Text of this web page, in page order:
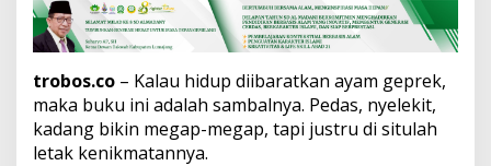
s
i
a
H
i
d
u
p
trobos.co – Kalau hidup diibaratkan ayam geprek,
maka buku ini adalah sambalnya. Pedas, nyelekit,
kadang bikin megap-megap, tapi justru di situlah
letak kenikmatannya.